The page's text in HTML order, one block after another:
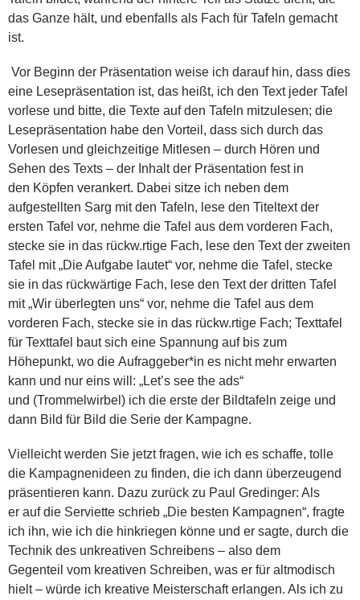
das Ganze hält, und ebenfalls als Fach für Tafeln gemacht
ist.
Vor Beginn der Präsentation weise ich darauf hin, dass dies
eine Lesepräsentation ist, das heißt, ich den Text jeder Tafel
vorlese und bitte, die Texte auf den Tafeln mitzulesen; die
Lesepräsentation habe den Vorteil, dass sich durch das
Vorlesen und gleichzeitige Mitlesen – durch Hören und
Sehen des Texts – der Inhalt der Präsentation fest in
den Köpfen verankert. Dabei sitze ich neben dem
aufgestellten Sarg mit den Tafeln, lese den Titeltext der
ersten Tafel vor, nehme die Tafel aus dem vorderen Fach,
stecke sie in das rückw.rtige Fach, lese den Text der zweiten
Tafel mit „Die Aufgabe lautet“ vor, nehme die Tafel, stecke
sie in das rückwärtige Fach, lese den Text der dritten Tafel
mit „Wir überlegten uns“ vor, nehme die Tafel aus dem
vorderen Fach, stecke sie in das rückw.rtige Fach; Texttafel
für Texttafel baut sich eine Spannung auf bis zum
Höhepunkt, wo die Aufraggeber*in es nicht mehr erwarten
kann und nur eins will: „Let’s see the ads“
und (Trommelwirbel) ich die erste der Bildtafeln zeige und
dann Bild für Bild die Serie der Kampagne.
Vielleicht werden Sie jetzt fragen, wie ich es schaffe, tolle
die Kampagnenideen zu finden, die ich dann überzeugend
präsentieren kann. Dazu zurück zu Paul Gredinger: Als
er auf die Serviette schrieb „Die besten Kampagnen“, fragte
ich ihn, wie ich die hinkriegen könne und er sagte, durch die
Technik des unkreativen Schreibens – also dem
Gegenteil vom kreativen Schreiben, was er für altmodisch
hielt – würde ich kreative Meisterschaft erlangen. Als ich zu